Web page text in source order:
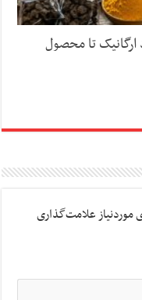
تا محصول
علامت‌گذاری